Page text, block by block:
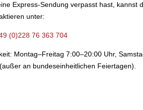
Express-Sendung verpasst hast, kannst
unter:
(0)228 76 363 704
Montag–Freitag 7:00–20:00 Uhr,
an bundeseinheitlichen Feiertagen).